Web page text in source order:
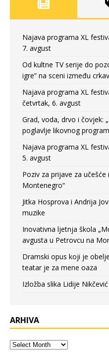
Najava programa XL
7. avgust
Od kultne TV serije do
igre” na sceni između
Najava programa XL
četvrtak, 6. avgust
Grad, voda, drvo i čovjek:
poglavlje likovnog
Najava programa XL
5. avgust
Poziv za prijave za
Montenegro“
Jitka Hosprova i Andrija
muzike
Inovativna ljetnja škola
avgusta u Petrovcu na
Dramski opus koji je
teatar je za mene oaza
Izložba slika Lidije
ARHIVA